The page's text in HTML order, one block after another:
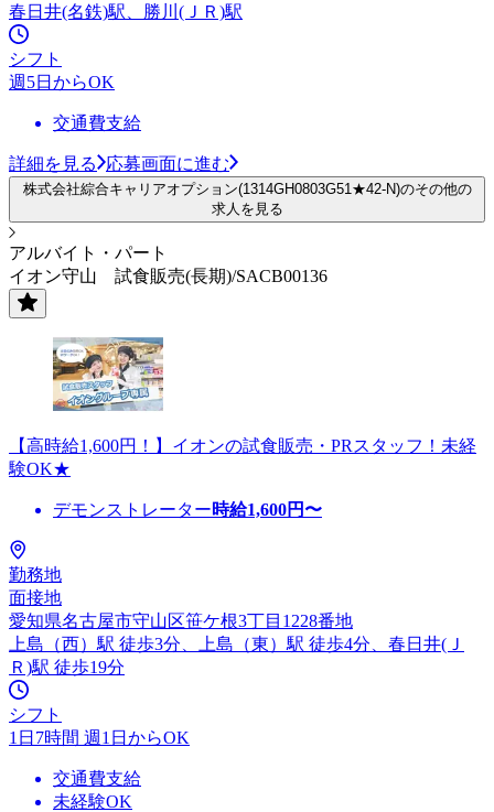
春日井(名鉄)駅、勝川(ＪＲ)駅
シフト
週5日からOK
交通費支給
詳細を見る 応募画面に進む
株式会社綜合キャリアオプション(1314GH0803G51★42-N)のその他の
求人を見る
アルバイト・パート
イオン守山 試食販売(長期)/SACB00136
【高時給1,600円！】イオンの試食販売・PRスタッフ！未経
験OK★
デモンストレーター時給1,600円〜
勤務地
面接地
愛知県名古屋市守山区笹ケ根3丁目1228番地
上島（西）駅 徒歩3分、上島（東）駅 徒歩4分、春日井(Ｊ
Ｒ)駅 徒歩19分
シフト
1日7時間 週1日からOK
交通費支給
未経験OK